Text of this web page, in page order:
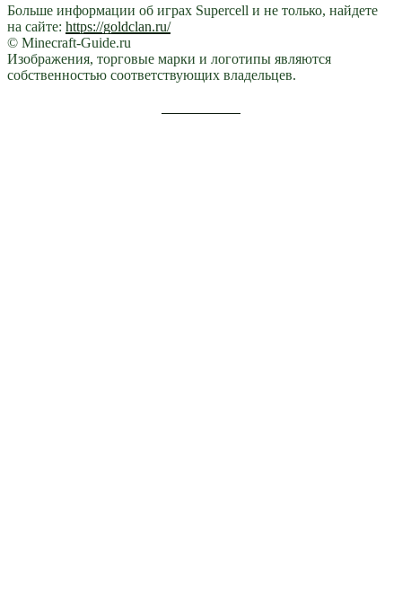
Больше информации об играх Supercell и не только, найдете
на сайте: https://goldclan.ru/
© Minecraft-Guide.ru
Изображения, торговые марки и логотипы являются
собственностью соответствующих владельцев.